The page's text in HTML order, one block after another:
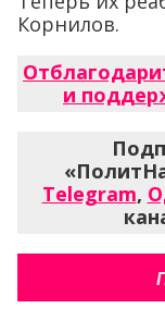
Корнилов.
и
Telegram,